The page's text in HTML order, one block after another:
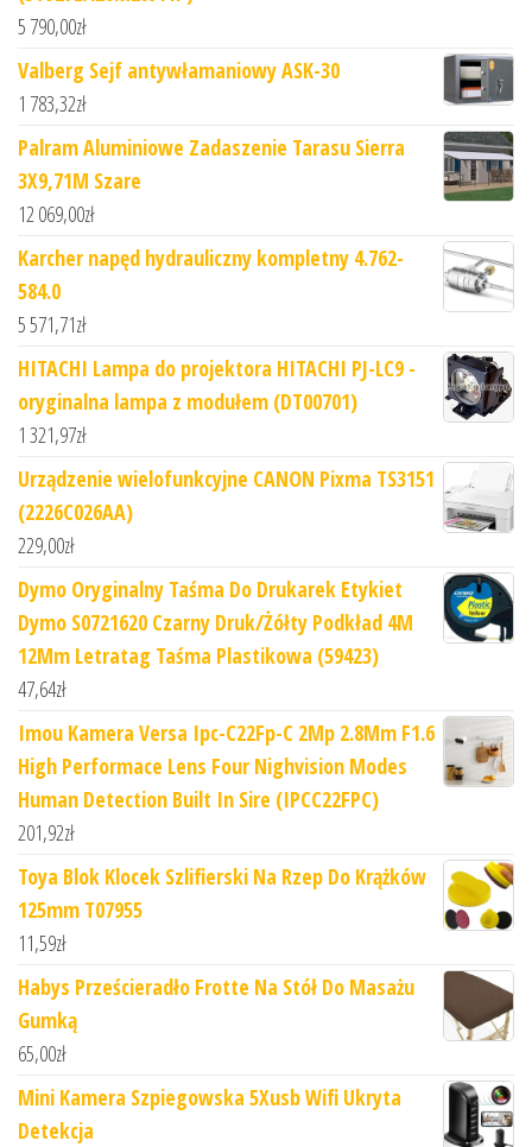
5 790,00zł
Valberg Sejf antywłamaniowy ASK-30
1 783,32zł
Palram Aluminiowe Zadaszenie Tarasu Sierra
3X9,71M Szare
12 069,00zł
Karcher napęd hydrauliczny kompletny 4.762-
584.0
5 571,71zł
HITACHI Lampa do projektora HITACHI PJ-LC9 -
oryginalna lampa z modułem (DT00701)
1 321,97zł
Urządzenie wielofunkcyjne CANON Pixma TS3151
(2226C026AA)
229,00zł
Dymo Oryginalny Taśma Do Drukarek Etykiet
Dymo S0721620 Czarny Druk/Żółty Podkład 4M
12Mm Letratag Taśma Plastikowa (59423)
47,64zł
Imou Kamera Versa Ipc-C22Fp-C 2Mp 2.8Mm F1.6
High Performace Lens Four Nighvision Modes
Human Detection Built In Sire (IPCC22FPC)
201,92zł
Toya Blok Klocek Szlifierski Na Rzep Do Krążków
125mm T07955
11,59zł
Habys Prześcieradło Frotte Na Stół Do Masażu
Gumką
65,00zł
Mini Kamera Szpiegowska 5Xusb Wifi Ukryta
Detekcja